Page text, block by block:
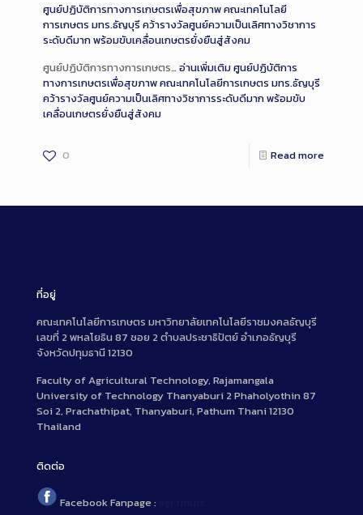
ศูนย์ปฏิบัติการทางการเกษตรเพื่อสุขภาพ คณะเทคโนโลยี
การเกษตร มทร.ธัญบุรี คว้ารางวัลศูนย์ความเป็นเลิศทางวิชาการ
ระดับดีมาก พร้อมขับเคลื่อนเกษตรยั่งยืนสู่สังคม
ศูนย์ปฏิบัติการทางการเกษตร… อ่านเพิ่มเติมศูนย์ปฏิบัติการ
ทางการเกษตรเพื่อสุขภาพ คณะเทคโนโลยีการเกษตร มทร.ธัญบุรี
คว้ารางวัลศูนย์ความเป็นเลิศทางวิชาการระดับดีมาก พร้อมขับ
เคลื่อนเกษตรยั่งยืนสู่สังคม
0 Read more
ที่อยู่
คณะเทคโนโลยีการเกษตร มหาวิทยาลัยเทคโนโลยีราชมงคลธัญบุรี
เลขที่ 2 พหลโยธิน 87 ซอย 2 ตำบลประชาธิปัตย์ อำเภอธัญบุรี
จังหวัดปทุมธานี 12130
Faculty of Agricultural Technology, Rajamangala
University of Technology Thanyaburi 2 Phaholyothin 87
Soi 2, Prachathipat, Thanyaburi, Pathum Thani 12130
Thailand
ติดต่อ
Facebook Fanpage :